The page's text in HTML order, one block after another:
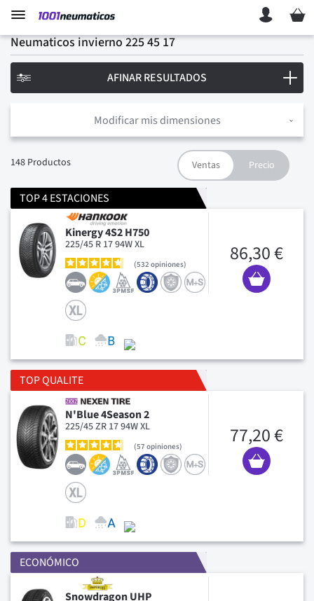
Mi
Neumaticos invierno 225 45 17
Modificar mis dimensiones
148 Productos
TOP 4 ESTACIONES
Kinergy 4S2 H750
225/45 R 17 94W XL
532 opiniones 86,30 €
TOP QUALITE
N'Blue 4Season 2
225/45 ZR 17 94W XL
57 opiniones 77,20 €
ECONÓMICO
Snowdragon UHP
AFINAR RESULTADOS